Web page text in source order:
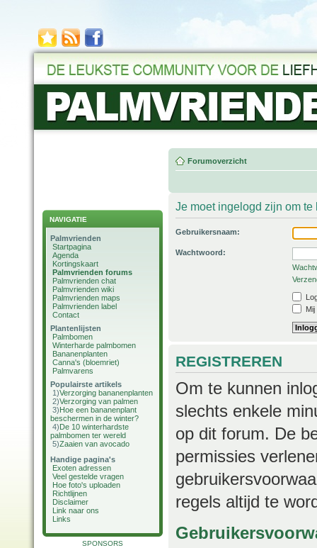
NAVIGATIE
Palmvrienden
Startpagina
Agenda
Kortingskaart
Palmvrienden forums
Palmvrienden chat
Palmvrienden wiki
Palmvrienden maps
Palmvrienden label
Contact
Plantenlijsten
Palmbomen
Winterharde palmbomen
Bananenplanten
Canna's (bloemriet)
Palmvarens
Populairste artikels
1)Verzorging bananenplanten
2)Verzorging van palmen
3)Hoe een bananenplant
beschermen in de winter?
4)De 10 winterhardste
palmbomen ter wereld
5)Zaaien van avocado
Handige pagina's
Exoten adressen
Veel gestelde vragen
Hoe foto's uploaden
Richtlijnen
Disclaimer
Link naar ons
Links
SPONSORS
Forumoverzicht
Je moet ingelogd zijn om
Gebruikersnaam:
Wachtwoord:
REGISTREREN
Om te kunnen
slechts enkele
op dit forum. De
permissies
regels altijd te